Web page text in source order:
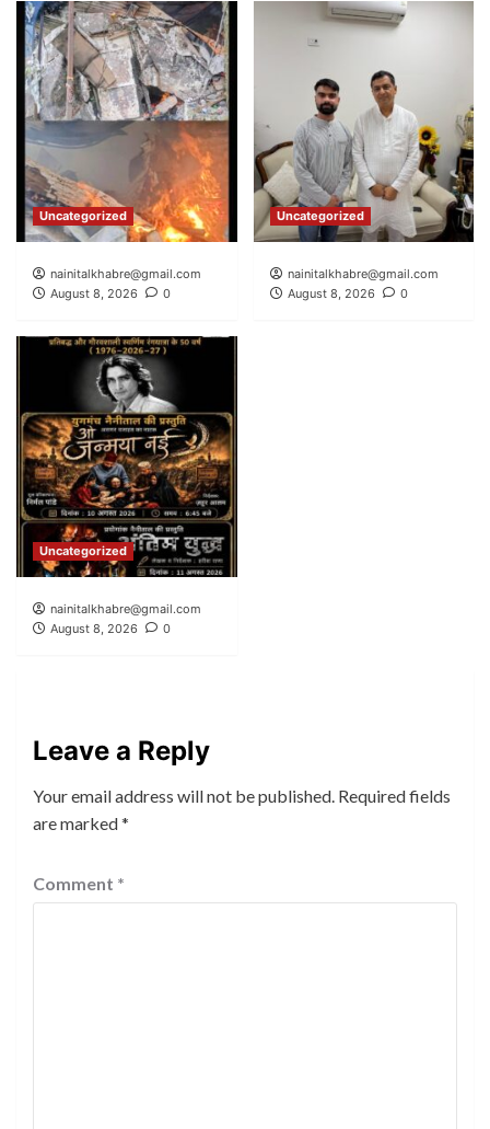
Uncategorized
nainitalkhabre@gmail.com
August 8, 2026
0
Uncategorized
nainitalkhabre@gmail.com
August 8, 2026
0
Uncategorized
nainitalkhabre@gmail.com
August 8, 2026
0
Leave a Reply
Your email address will not be published. Required fields
are marked*
Comment *